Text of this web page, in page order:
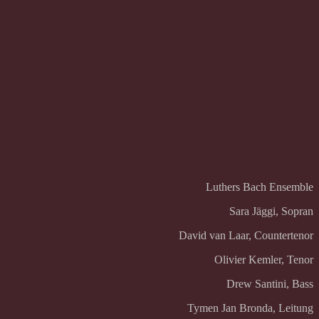
Luthers Bach Ensemble
Sara Jäggi, Sopran
David van Laar, Countertenor
Olivier Kemler, Tenor
Drew Santini, Bass
Tymen Jan Bronda, Leitung